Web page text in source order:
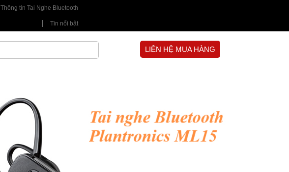
Thông tin Tai Nghe Bluetooth
Tin nổi bật
LIÊN HỆ MUA HÀNG